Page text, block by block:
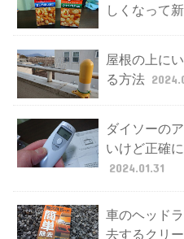
しくなって
屋根の上に
る方法
ダイソーの
いけど正確
2024.01.31
車のヘッド
去するクリ